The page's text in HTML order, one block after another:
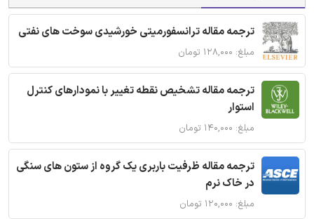
ترجمه مقاله ترانسفورمیتی خورشیدی سوخت های نفتی
مبلغ: ۱۲۸,۰۰۰ تومان
ترجمه مقاله تشخیص نقطه تغییر با نمودارهای کنترل
استوار
مبلغ: ۱۴۰,۰۰۰ تومان
ترجمه مقاله ظرفیت باربری یک گروه از ستون های سنگی
در خاک نرم
مبلغ: ۱۲۰,۰۰۰ تومان